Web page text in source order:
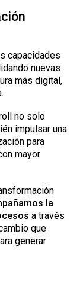
capacidades
nuevas
más digital,
no solo
impulsar una
para
mayor
la
a través
que
generar